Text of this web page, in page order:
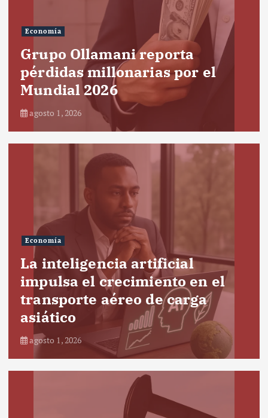
Economía
Grupo Ollamani reporta
pérdidas millonarias por el
Mundial 2026
agosto 1, 2026
Economía
La inteligencia artificial
impulsa el crecimiento en el
transporte aéreo de carga
asiático
agosto 1, 2026